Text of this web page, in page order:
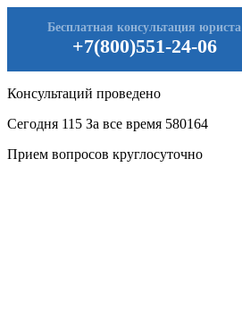
+7(800)551-24-06
Бесплатная консультация юриста
Консультаций проведено
Сегодня 115 За все время 580164
Прием вопросов круглосуточно